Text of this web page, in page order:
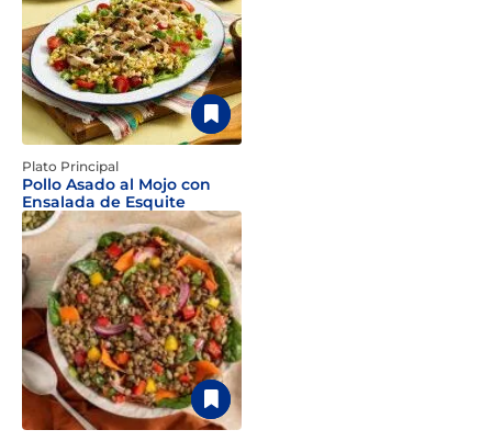
Plato Principal
Pollo Asado al Mojo con
Ensalada de Esquite